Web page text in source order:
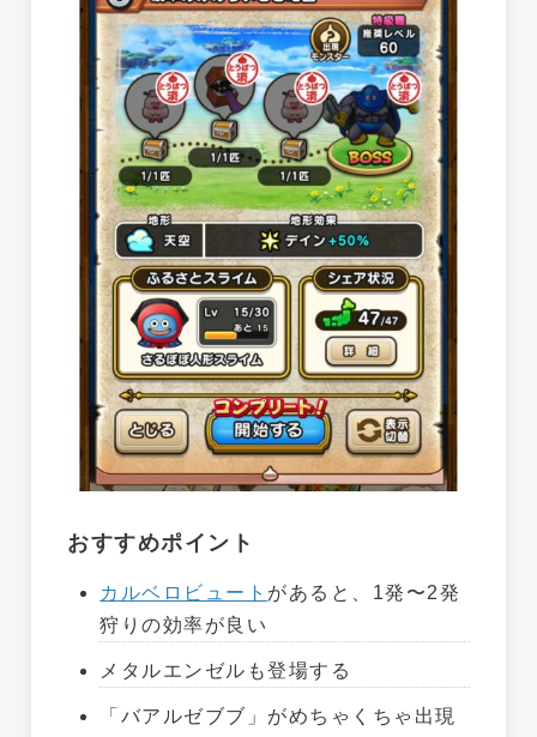
おすすめポイント
カルベロビュート があると、1発〜2発
狩りの効率が良い
メタルエンゼルも登場する
「バアルゼブブ」がめちゃくちゃ出現